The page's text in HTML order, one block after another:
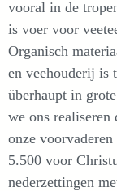
vooral in de
is voer voor
Organisch
en veehouderij is
überhaupt in
we ons realiseren
onze
5.500 voor
nederzettingen